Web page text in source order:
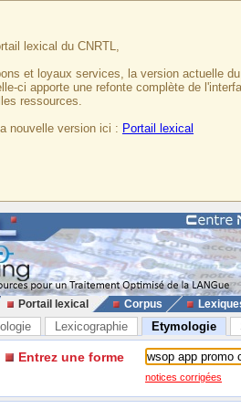
lexical du CNRTL,
et loyaux services, la version actuelle
ci apporte une refonte complète de
ressources.
nouvelle version ici : Portail lexical
Portail lexical Corpus
Lexicographie Etymologie
Entrez une forme
notices corrigées